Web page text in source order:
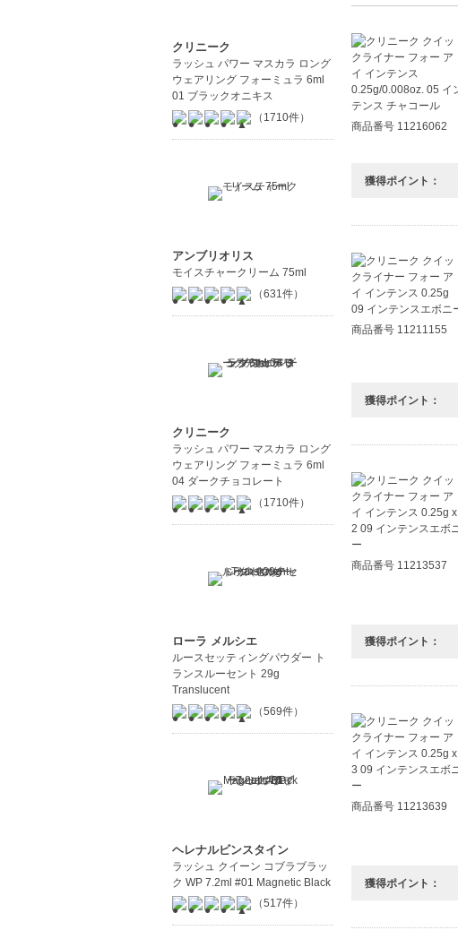
商品番号 11216062
獲得ポイント：
商品番号 11211155
獲得ポイント：
商品番号 11213537
獲得ポイント：
商品番号 11213639
獲得ポイント：
クリニーク
ラッシュ パワー マスカラ ロング
ウェアリング フォーミュラ 6ml
01 ブラックオニキス
（1710件）
アンブリオリス
モイスチャークリーム 75ml
（631件）
クリニーク
ラッシュ パワー マスカラ ロング
ウェアリング フォーミュラ 6ml
04 ダークチョコレート
（1710件）
ローラ メルシエ
ルースセッティングパウダー ト
ランスルーセント 29g
Translucent
（569件）
ヘレナルビンスタイン
ラッシュ クイーン コブラブラッ
ク WP 7.2ml #01 Magnetic Black
（517件）